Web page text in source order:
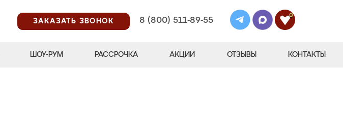
ЗАКАЗАТЬ ЗВОНОК
8 (800) 511-89-55
0
ШОУ-РУМ РАССРОЧКА АКЦИИ ОТЗЫВЫ КОНТАКТЫ